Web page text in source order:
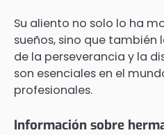
Su aliento no solo lo ha
sueños, sino que también
de la perseverancia y la
son esenciales en el
profesionales.
Información sobre